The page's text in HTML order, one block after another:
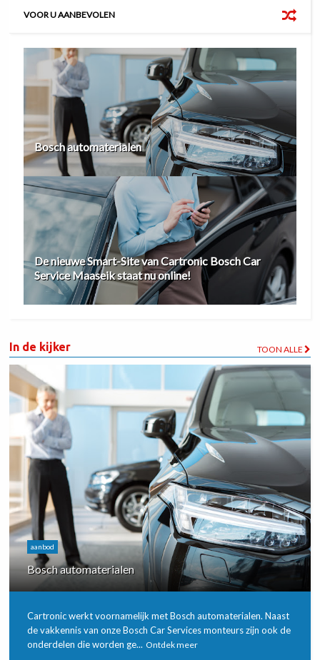
VOOR U AANBEVOLEN
Bosch automaterialen
De nieuwe Smart-Site van Cartronic Bosch Car
Service Maaseik staat nu online!
In de kijker TOON ALLE
aanbod
Bosch automaterialen
Cartronic werkt voornamelijk met Bosch automaterialen. Naast
de vakkennis van onze Bosch Car Services monteurs zijn ook de
onderdelen die worden ge... Ontdek meer